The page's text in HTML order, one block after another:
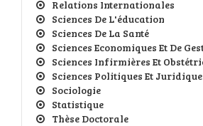
Relations Internationales
Sciences De L'éducation
Sciences De La Santé
Sciences Economiques Et De
Sciences Infirmières Et
Sciences Politiques Et
Sociologie
Statistique
Thèse Doctorale